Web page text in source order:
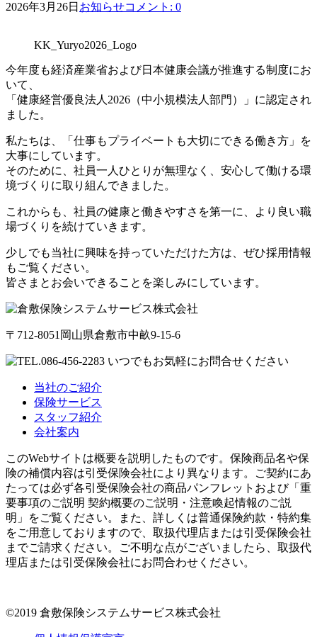
2026年3月26日 お知らせコメント: 0
KK_Yuryo2026_Logo
今年度も経済産業省および日本健康会議が推進する制度にお
いて、
「健康経営優良法人2026（中小規模法人部門）」に認定され
ました。
私たちは、「仕事もプライベートも大切にできる働き方」を
大事にしています。
そのために、社員一人ひとりが無理なく、安心して働ける環
境づくりに取り組んできました。
これからも、社員の健康と働きやすさを第一に、より良い職
場づくりを続けていきます。
少しでも当社に興味を持っていただけた方は、ぜひ採用情報
もご覧ください。
皆さまとお会いできることを楽しみにしています。
〒712-8051岡山県倉敷市中畝9-15-6
当社のご紹介
保険サービス
スタッフ紹介
会社案内
このWebサイトは概要を説明したものです。保険商品名や保
険の補償内容は引受保険会社により異なります。ご契約にあ
たっては必ず各引受保険会社の商品パンフレットおよび「重
要事項のご説明 契約概要のご説明・注意喚起情報のご説
明」をご覧ください。また、詳しくは普通保険約款・特約集
をご用意しておりますので、取扱代理店または引受保険会社
までご請求ください。ご不明な点がございましたら、取扱代
理店または引受保険会社にお問合わせください。
©2019 倉敷保険システムサービス株式会社